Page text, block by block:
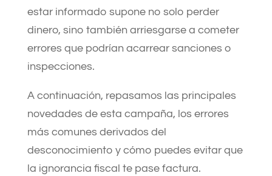
estar informado supone no solo perder
dinero, sino también arriesgarse a cometer
errores que podrían acarrear sanciones o
inspecciones.
A continuación, repasamos las principales
novedades de esta campaña, los errores
más comunes derivados del
desconocimiento y cómo puedes evitar que
la ignorancia fiscal te pase factura.